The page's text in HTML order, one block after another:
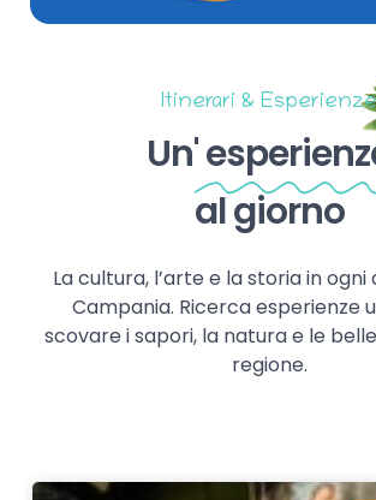
Itinerari & Esperienze
Un'
al giorno
La cultura, l’arte e la storia in
Campania. Ricerca esperienze
scovare i sapori, la natura e le
regione.